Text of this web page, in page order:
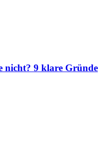
nicht? 9 klare Gründe